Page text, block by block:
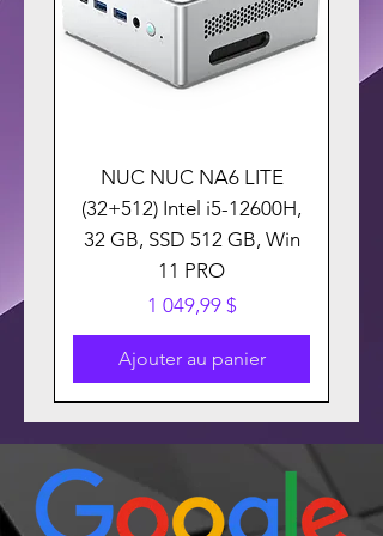
NUC NUC NA6 LITE
(32+512) Intel i5-12600H,
32 GB, SSD 512 GB, Win
11 PRO
Prix
1 049,99 $
Ajouter au panier